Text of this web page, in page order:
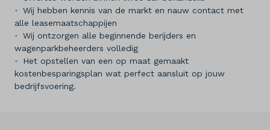
Wij hebben kennis van de markt en nauw contact met
alle leasemaatschappijen
Wij ontzorgen alle beginnende berijders en
wagenparkbeheerders volledig
Het opstellen van een op maat gemaakt
kostenbesparingsplan wat perfect aansluit op jouw
bedrijfsvoering.